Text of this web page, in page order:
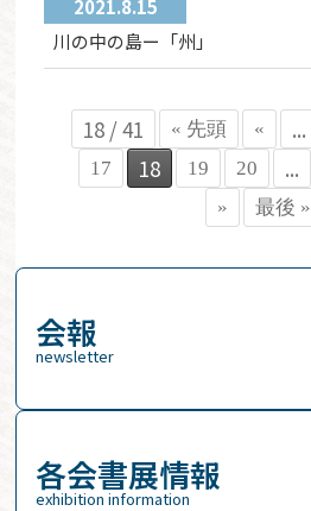
2021.8.15
川の中の島ー「州」
18 / 41 « 先頭 « ...
17
18 19 20 ...
» 最後 »
会報
newsletter
各会書展情報
exhibition information